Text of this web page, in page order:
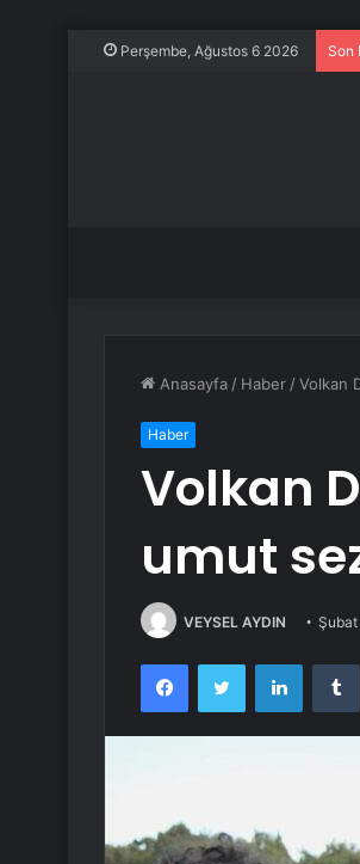
Perşembe, Ağustos 6 2026 Son
Anasayfa / Haber /Volkan
Haber
Volkan
umut
VEYSEL AYDIN
FacebookTwitter LinkedIn